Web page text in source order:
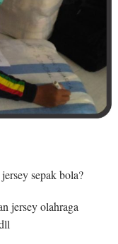
sepak bola?
jersey olahraga